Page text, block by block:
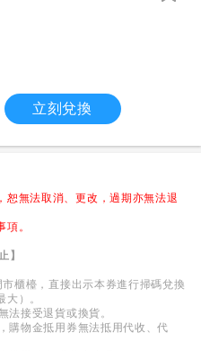
立刻兌換
恕無法取消、更改，過期亦無法退
。
】
櫃檯，直接出示本券進行掃碼兌換
大）。
法接受退貨或換貨。
購物金抵用券無法抵用代收、代